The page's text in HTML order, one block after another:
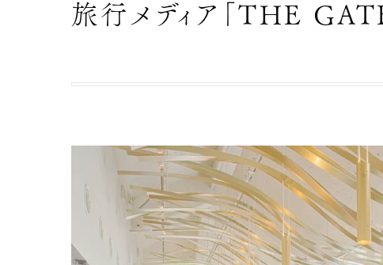
旅行メディア「THE